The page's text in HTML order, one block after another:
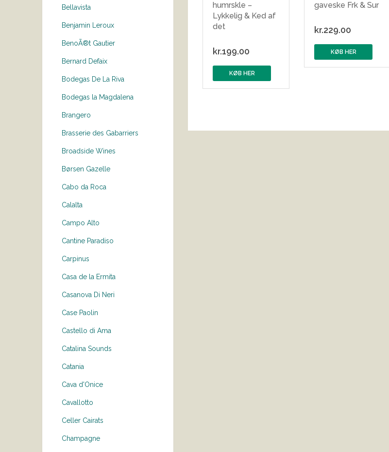
Bellavista
Benjamin Leroux
BenoÃ®t Gautier
Bernard Defaix
Bodegas De La Riva
Bodegas la Magdalena
Brangero
Brasserie des Gabarriers
Broadside Wines
Børsen Gazelle
Cabo da Roca
Calalta
Campo Alto
Cantine Paradiso
Carpinus
Casa de la Ermita
Casanova Di Neri
Case Paolin
Castello di Ama
Catalina Sounds
Catania
Cava d'Onice
Cavallotto
Celler Cairats
Champagne
humrskle –
Lykkelig & Ked af
det
kr.199.00
KØB HER
gaveske Frk & Sur
kr.229.00
KØB HER